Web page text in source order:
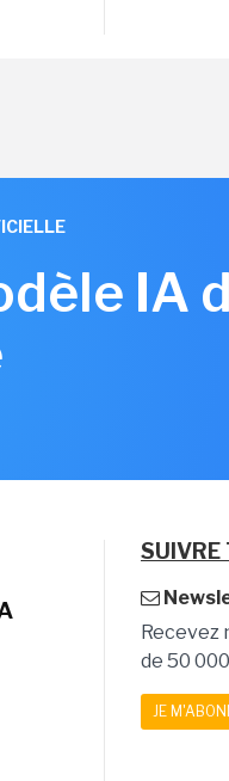
IA
SUIVRE
Recevez
de 50
JE